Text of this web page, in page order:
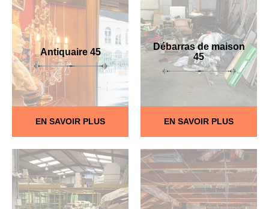
Antiquaire 45
EN SAVOIR PLUS
Débarras de maison
45
EN SAVOIR PLUS